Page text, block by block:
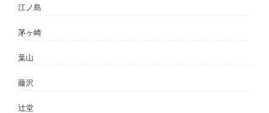
江ノ島
茅ヶ崎
葉山
藤沢
辻堂